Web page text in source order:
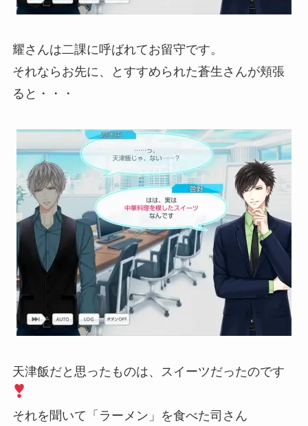
耀さんは二課に呼ばれてお留守です。
それならお先に、とすすめられた蒼生さんが頬張
ると・・・
天津飯だと思ったものは、スイーツだったのです
それを聞いて「ラーメン」を食べた司さん